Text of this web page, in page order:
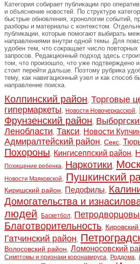
Категория собирает публикации про
и объяснение новостей. По структуре
быстрые обновления, хронологии событий,
разборы и материалы с контекстом.
публикации, которые помогают выбирать
направлениями внутри одной темы. Для
удобен тем, что сокращает число повторных
запросов. Редакционный подход здесь
том, что произошло, что уже подтверждено и
стоит перейти дальше. Поэтому рубрика
тему, как навигационный узел и как способ
направление поиска.
Колпинский район, Торговые
гипермаркеты, Новости Новочеркасской,
Фрунзенский район,
Ленобласти, Такси, Новости
Адмиралтейский район, Секс,
Похороны, Кингисеппский район,
Похищение ребенка, Наркотики,
Новости Маяковской, Пушкинский
Киришский район, Педофилы,
Домогательства и
людей, Баскетбол,
Благотворительность,
Гатчинский район,
Волосовский район, Ломоносовский
Симптомы и признаки коронавируса, Роддома,